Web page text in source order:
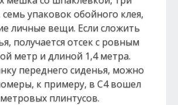
семь упаковок обойного клея,
личные вещи. Если сложить
получается отсек с ровным
метр и длиной 1,4 метра.
переднего сиденья, можно
к примеру, в C4 вошел
плинтусов.